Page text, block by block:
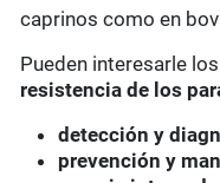
caprinos como en
Pueden interesarle
resistencia de los
detección y
prevención y